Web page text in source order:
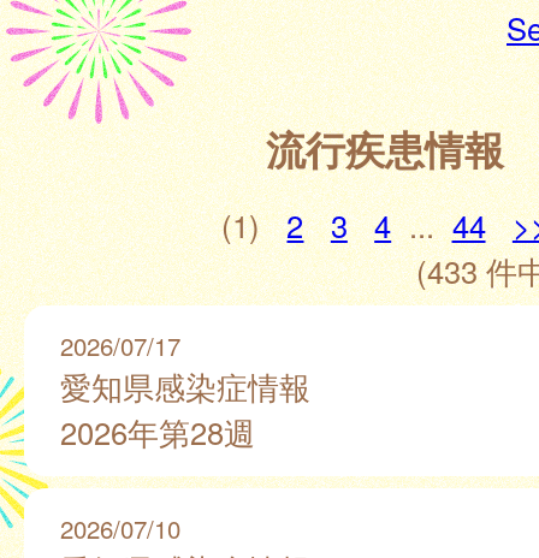
流行疾患情報
(1) 2 3 4 ... 44
(433 件
2026/07/17
愛知県感染症情報
2026年第28週
2026/07/10